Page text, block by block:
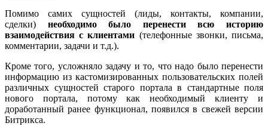
Помимо самих сущностей (лиды, контакты, компании,
сделки) необходимо было перенести всю историю
взаимодействия с клиентами (телефонные звонки, письма,
комментарии, задачи и т.д.).
Кроме того, усложняло задачу и то, что надо было перенести
информацию из кастомизированных пользовательских полей
различных сущностей старого портала в стандартные поля
нового портала, потому как необходимый клиенту и
доработанный ранее функционал, появился в свежей версии
Битрикса.